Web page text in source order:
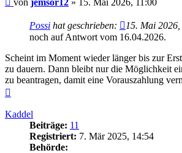
Possi hat geschrieben: 15. Mai
noch auf Antwort vom 16.04.2026.
Scheint im Moment wieder länger bis zur
zu dauern. Dann bleibt nur die Möglichkeit
zu beantragen, damit eine Vorauszahlung
Kaddel
Beiträge: 11
Registriert: 7. Mär 2025, 14:54
Behörde: